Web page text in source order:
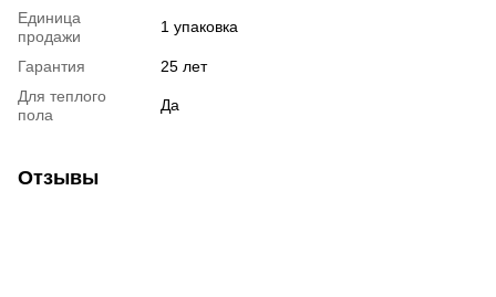
Единица
продажи
1 упаковка
Гарантия
25 лет
Для теплого
пола
Да
Отзывы